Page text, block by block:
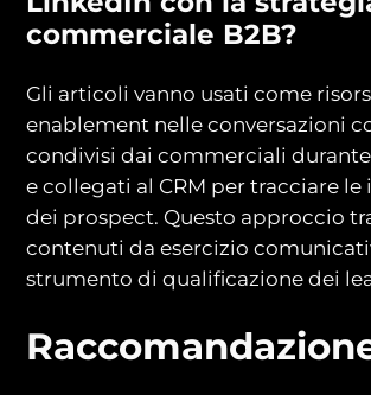
commerciale B2B?
Gli articoli vanno usati come
enablement nelle conversazioni
condivisi dai commerciali
e collegati al CRM per tracciare le
dei prospect. Questo approccio
contenuti da esercizio
strumento di qualificazione dei